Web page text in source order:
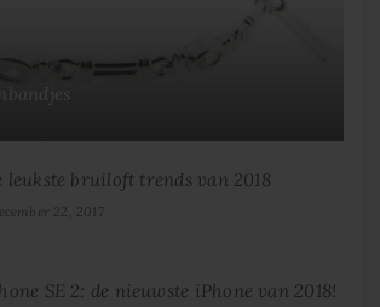
leukste bruiloft trends van 2018
22, 2017
SE 2: de nieuwste iPhone van 2018!